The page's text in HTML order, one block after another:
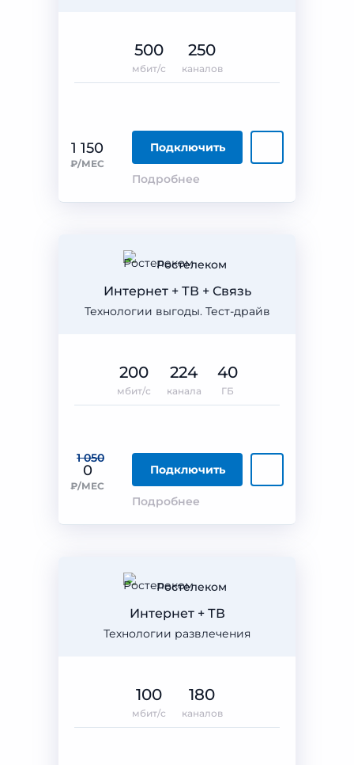
1 150
₽/МЕС
Подключить
Подробнее
500
мбит/с
250
каналов
Ростелеком
Технологии выгоды. Тест-драйв
Интернет + ТВ + Связь
1 050
0
₽/МЕС
Подключить
Подробнее
200
мбит/с
224
канала
40
ГБ
Ростелеком
Технологии развлечения
Интернет + ТВ
100
мбит/с
180
каналов